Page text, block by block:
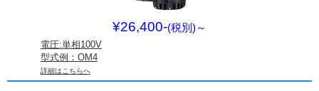
¥26,400-(税別) ～
電圧:単相100V
型式例：OM4
詳細はこちらへ